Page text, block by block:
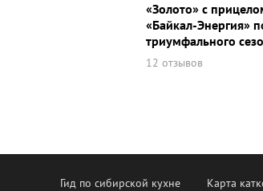
«Золото» с
«Байкал-Энергия»
триумфального
12 отзывов
Гид по сибирской кухне Карта